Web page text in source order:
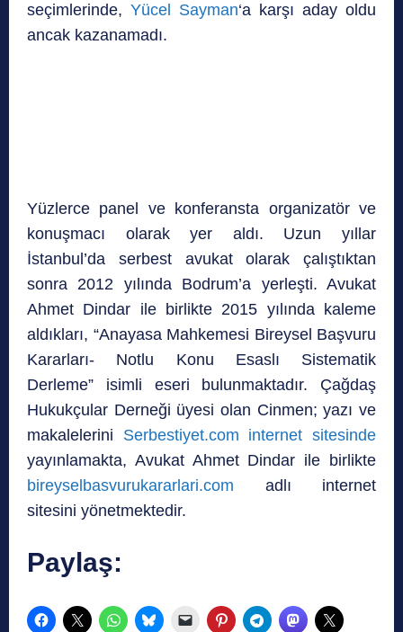
seçimlerinde, Yücel Sayman‘a karşı aday oldu
ancak kazanamadı.
Yüzlerce panel ve konferansta organizatör ve
konuşmacı olarak yer aldı. Uzun yıllar
İstanbul’da serbest avukat olarak çalıştıktan
sonra 2012 yılında Bodrum’a yerleşti. Avukat
Ahmet Dindar ile birlikte 2015 yılında kaleme
aldıkları, “Anayasa Mahkemesi Bireysel Başvuru
Kararları- Notlu Konu Esaslı Sistematik
Derleme” isimli eseri bulunmaktadır. Çağdaş
Hukukçular Derneği üyesi olan Cinmen; yazı ve
makalelerini Serbestiyet.com internet sitesinde
yayınlamakta, Avukat Ahmet Dindar ile birlikte
bireyselbasvurukararlari.com adlı internet
sitesini yönetmektedir.
Paylaş: